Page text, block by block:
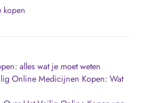
kopen
alles wat je moet weten
Online Medicijnen Kopen: Wat